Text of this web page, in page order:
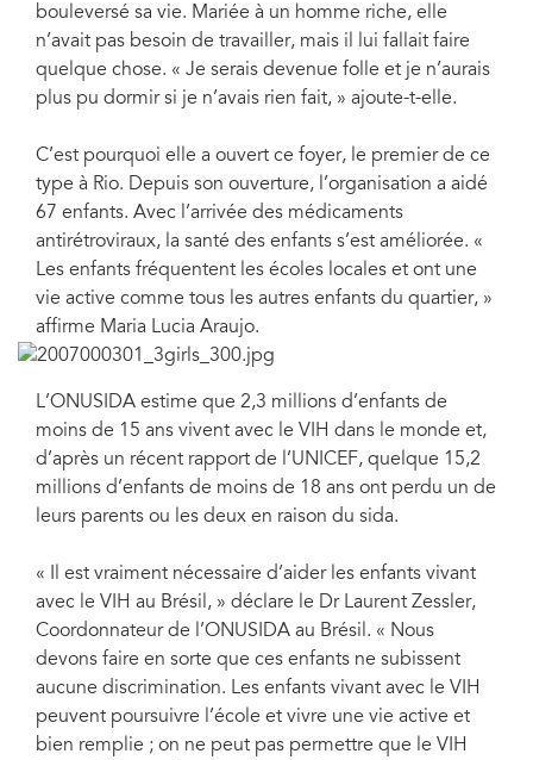
bouleversé sa vie. Mariée à un homme riche, elle
n’avait pas besoin de travailler, mais il lui fallait faire
quelque chose. « Je serais devenue folle et je n’aurais
plus pu dormir si je n’avais rien fait, » ajoute-t-elle.
C’est pourquoi elle a ouvert ce foyer, le premier de ce
type à Rio. Depuis son ouverture, l’organisation a aidé
67 enfants. Avec l’arrivée des médicaments
antirétroviraux, la santé des enfants s’est améliorée. «
Les enfants fréquentent les écoles locales et ont une
vie active comme tous les autres enfants du quartier, »
affirme Maria Lucia Araujo.
L’ONUSIDA estime que 2,3 millions d’enfants de
moins de 15 ans vivent avec le VIH dans le monde et,
d’après un récent rapport de l’UNICEF, quelque 15,2
millions d’enfants de moins de 18 ans ont perdu un de
leurs parents ou les deux en raison du sida.
« Il est vraiment nécessaire d’aider les enfants vivant
avec le VIH au Brésil, » déclare le Dr Laurent Zessler,
Coordonnateur de l’ONUSIDA au Brésil. « Nous
devons faire en sorte que ces enfants ne subissent
aucune discrimination. Les enfants vivant avec le VIH
peuvent poursuivre l’école et vivre une vie active et
bien remplie ; on ne peut pas permettre que le VIH